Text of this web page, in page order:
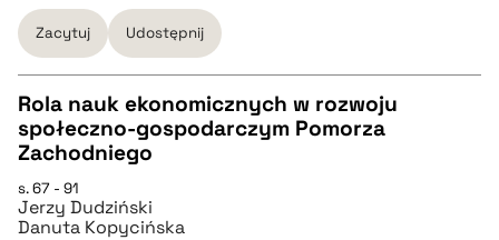
pobierz cytat
BIBTEX
pobierz cytat
Zacytuj Udostępnij
CZYSTY TEKST
pobierz cytat
Rola nauk ekonomicznych w rozwoju
społeczno-gospodarczym Pomorza
Zachodniego
s. 67 - 91
Jerzy Dudziński
Danuta Kopycińska